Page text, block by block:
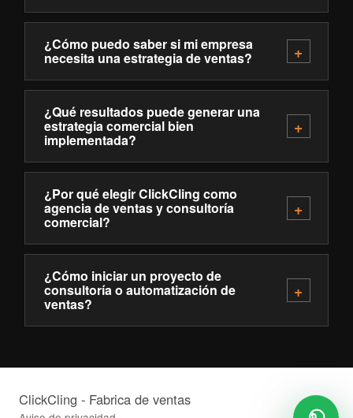
¿Cómo puedo saber si mi empresa
necesita una estrategia de ventas?
¿Qué resultados puede generar una
estrategia comercial bien
implementada?
¿Por qué elegir ClickCling como
agencia de ventas y consultoría
comercial?
¿Cómo iniciar un proyecto de
consultoría o automatización de
ventas?
ClickCling - Fabrica de ventas